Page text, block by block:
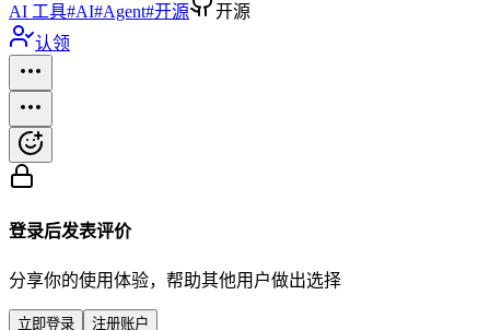
AI 工具#AI#Agent#开源
开源
认领
登录后发表评价
分享你的使用体验，帮助其他用户做出选择
立即登录 注册账户